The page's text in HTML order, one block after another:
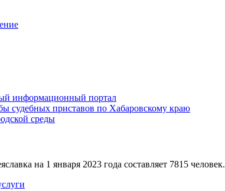
на 1 января 2023 года составляет 7815 человек.